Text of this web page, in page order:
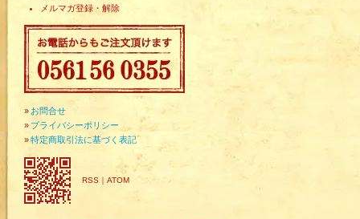
メルマガ登録・解除
» お問合せ
» プライバシーポリシー
»特定商取引法に基づく表記
RSS ｜ ATOM